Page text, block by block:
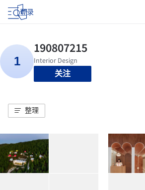
登录
关注
整理